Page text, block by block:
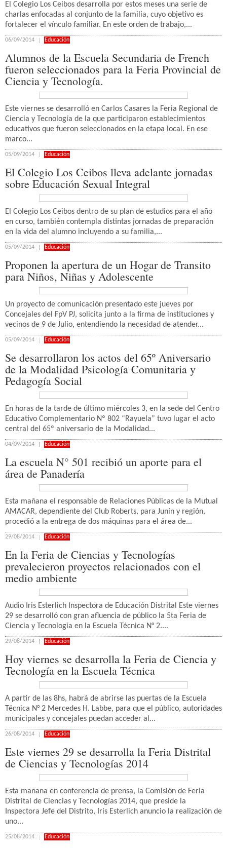
El Colegio Los Ceibos desarrolla por estos meses una serie de
charlas enfocadas al conjunto de la familia, cuyo objetivo es
fortalecer el vínculo familiar. En este orden de trabajo,...
06/09/2014 Educación
Alumnos de la Escuela Secundaria de French
fueron seleccionados para la Feria Provincial de
Ciencia y Tecnología.
Este viernes se desarrolló en Carlos Casares la Feria Regional de
Ciencia y Tecnología de la que participaron establecimientos
educativos que fueron seleccionados en la etapa local. En ese
marco...
05/09/2014 Educación
El Colegio Los Ceibos lleva adelante jornadas
sobre Educación Sexual Integral
El Colegio Los Ceibos dentro de su plan de estudios para el año
en curso, también contempla distintas jornadas de preparación
en la vida del alumno incluyendo a su familia,...
05/09/2014 Educación
Proponen la apertura de un Hogar de Transito
para Niños, Niñas y Adolescente
Un proyecto de comunicación presentado este jueves por
Concejales del FpV PJ, solicita junto a la firma de instituciones y
vecinos de 9 de Julio, entendiendo la necesidad de atender...
05/09/2014 Educación
Se desarrollaron los actos del 65º Aniversario
de la Modalidad Psicología Comunitaria y
Pedagogía Social
En horas de la tarde de último miércoles 3, en la sede del Centro
Educativo Complementario Nº 802 “Rayuela” tuvo lugar el acto
central del 65º aniversario de la Modalidad...
04/09/2014 Educación
La escuela N° 501 recibió un aporte para el
área de Panadería
Esta mañana el responsable de Relaciones Públicas de la Mutual
AMACAR, dependiente del Club Roberts, para Junín y región,
procedió a la entrega de dos máquinas para el área de...
29/08/2014 Educación
En la Feria de Ciencias y Tecnologías
prevalecieron proyectos relacionados con el
medio ambiente
Audio Iris Esterlich Inspectora de Educación Distrital Este viernes
29 se desarrolló con gran afluencia de público la 5ta Feria de
Ciencia y Tecnología en la Escuela Técnica N° 2....
29/08/2014 Educación
Hoy viernes se desarrolla la Feria de Ciencia y
Tecnología en la Escuela Técnica
A partir de las 8hs, habrá de abrirse las puertas de la Escuela
Técnica N° 2 Mercedes H. Labbe, para que el público, autoridades
municipales y concejales puedan acceder al...
26/08/2014 Educación
Este viernes 29 se desarrolla la Feria Distrital
de Ciencias y Tecnologías 2014
Esta mañana en conferencia de prensa, la Comisión de Feria
Distrital de Ciencias y Tecnologías 2014, que preside la
Inspectora Jefe del Distrito, Iris Esterlich anuncio la realización de
uno...
25/08/2014 Educación